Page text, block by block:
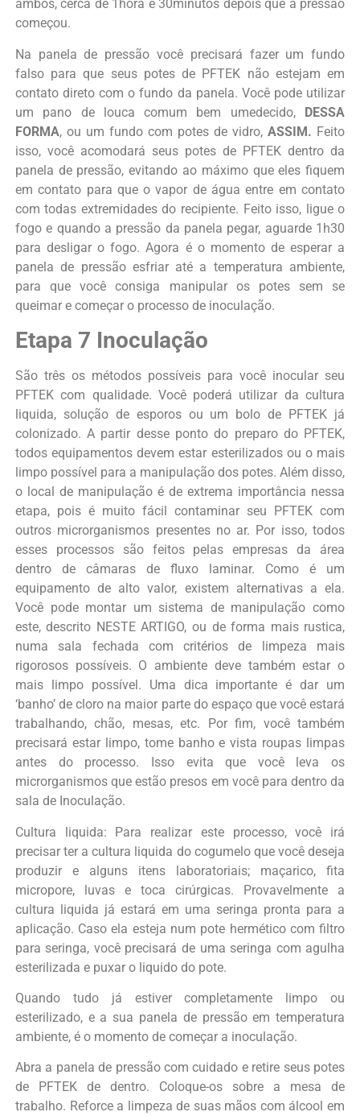
ambos, cerca de 1hora e 30minutos depois que a pressão
começou.
Na panela de pressão você precisará fazer um fundo
falso para que seus potes de PFTEK não estejam em
contato direto com o fundo da panela. Você pode utilizar
um pano de louca comum bem umedecido, DESSA
FORMA, ou um fundo com potes de vidro,ASSIM. Feito
isso, você acomodará seus potes de PFTEK dentro da
panela de pressão, evitando ao máximo que eles fiquem
em contato para que o vapor de água entre em contato
com todas extremidades do recipiente. Feito isso, ligue o
fogo e quando a pressão da panela pegar, aguarde 1h30
para desligar o fogo. Agora é o momento de esperar a
panela de pressão esfriar até a temperatura ambiente,
para que você consiga manipular os potes sem se
queimar e começar o processo de inoculação.
Etapa 7 Inoculação
São três os métodos possíveis para você inocular seu
PFTEK com qualidade. Você poderá utilizar da cultura
liquida, solução de esporos ou um bolo de PFTEK já
colonizado. A partir desse ponto do preparo do PFTEK,
todos equipamentos devem estar esterilizados ou o mais
limpo possível para a manipulação dos potes. Além disso,
o local de manipulação é de extrema importância nessa
etapa, pois é muito fácil contaminar seu PFTEK com
outros microrganismos presentes no ar. Por isso, todos
esses processos são feitos pelas empresas da área
dentro de câmaras de fluxo laminar. Como é um
equipamento de alto valor, existem alternativas a ela.
Você pode montar um sistema de manipulação como
este, descrito NESTE ARTIGO, ou de forma mais rustica,
numa sala fechada com critérios de limpeza mais
rigorosos possíveis. O ambiente deve também estar o
mais limpo possível. Uma dica importante é dar um
‘banho’ de cloro na maior parte do espaço que você estará
trabalhando, chão, mesas, etc. Por fim, você também
precisará estar limpo, tome banho e vista roupas limpas
antes do processo. Isso evita que você leva os
microrganismos que estão presos em você para dentro da
sala de Inoculação.
Cultura liquida: Para realizar este processo, você irá
precisar ter a cultura liquida do cogumelo que você deseja
produzir e alguns itens laboratoriais; maçarico, fita
micropore, luvas e toca cirúrgicas. Provavelmente a
cultura liquida já estará em uma seringa pronta para a
aplicação. Caso ela esteja num pote hermético com filtro
para seringa, você precisará de uma seringa com agulha
esterilizada e puxar o liquido do pote.
Quando tudo já estiver completamente limpo ou
esterilizado, e a sua panela de pressão em temperatura
ambiente, é o momento de começar a inoculação.
Abra a panela de pressão com cuidado e retire seus potes
de PFTEK de dentro. Coloque-os sobre a mesa de
trabalho. Reforce a limpeza de suas mãos com álcool em